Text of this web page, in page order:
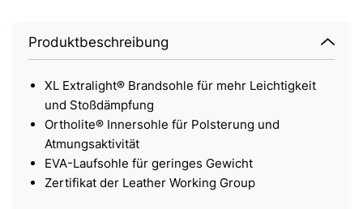
Produktbeschreibung
XL Extralight® Brandsohle für mehr Leichtigkeit
und Stoßdämpfung
Ortholite® Innersohle für Polsterung und
Atmungsaktivität
EVA-Laufsohle für geringes Gewicht
Zertifikat der Leather Working Group